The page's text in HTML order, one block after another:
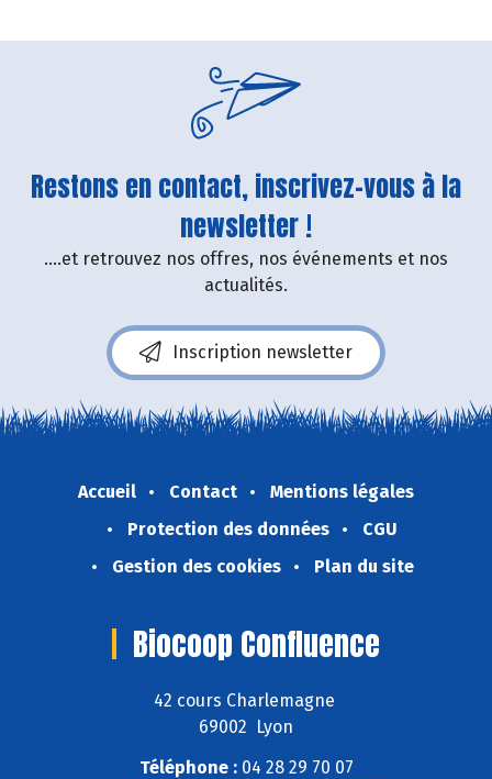
Restons en contact, inscrivez-vous à la
newsletter !
....et retrouvez nos offres, nos événements et nos
actualités.
Inscription newsletter
Accueil Contact
Mentions légales
Protection des données
CGU
Gestion des cookies
Plan du site
Biocoop Confluence
42 cours Charlemagne
69002 Lyon
Téléphone :04 28 29 70 07